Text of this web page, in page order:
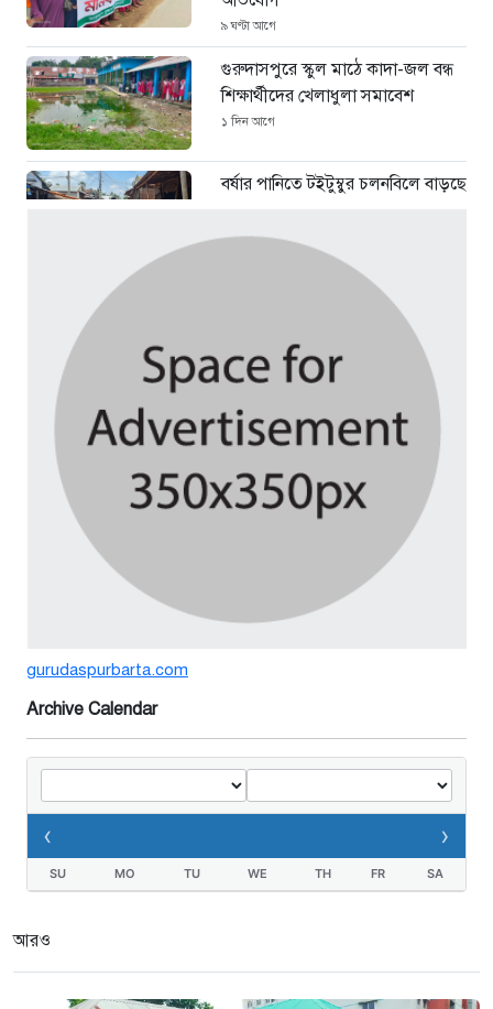
৯ ঘণ্টা আগে
গুরুদাসপুরে স্কুল মাঠে কাদা-জল বন্ধ
শিক্ষার্থীদের খেলাধুলা সমাবেশ
১ দিন আগে
বর্ষার পানিতে টইটুম্বুর চলনবিলে বাড়ছে
৪ দিন আগে
সিন্ডিকেটের কবজায় পাটের বাজার,
শঙ্কিত জীবন-অনিরাপদ ব্যবসা প্রতিষ্ঠান
নিরাপত্তা চেয়ে ব্যবসায়ীর সংবাদ
সম্মেলন
৫ দিন আগে
বর্ষার পানিতে টইটুম্বুর চলনবিলাঞ্চলে
বাড়ছে ডিঙি নৌকার চাহিদা
তথ্যবিভ্রাট সংবাদের প্রতিবাদে
নেতাকে দায়মুক্ত করতে এলাকাবাসীর
gurudaspurbarta.com
Archive Calendar
‹ ›
SU MO TU WE TH FR SA
আরও